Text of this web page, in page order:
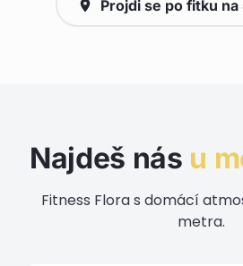
Projdi se po fitku
Najdeš nás u
Fitness Flora s domácí
metra.